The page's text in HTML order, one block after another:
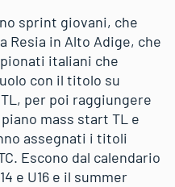
sprint giovani, che
Resia in Alto Adige, che
italiani che
con il titolo su
per poi raggiungere
mass start TL e
assegnati i titoli
Escono dal calendario
e U16 e il summer